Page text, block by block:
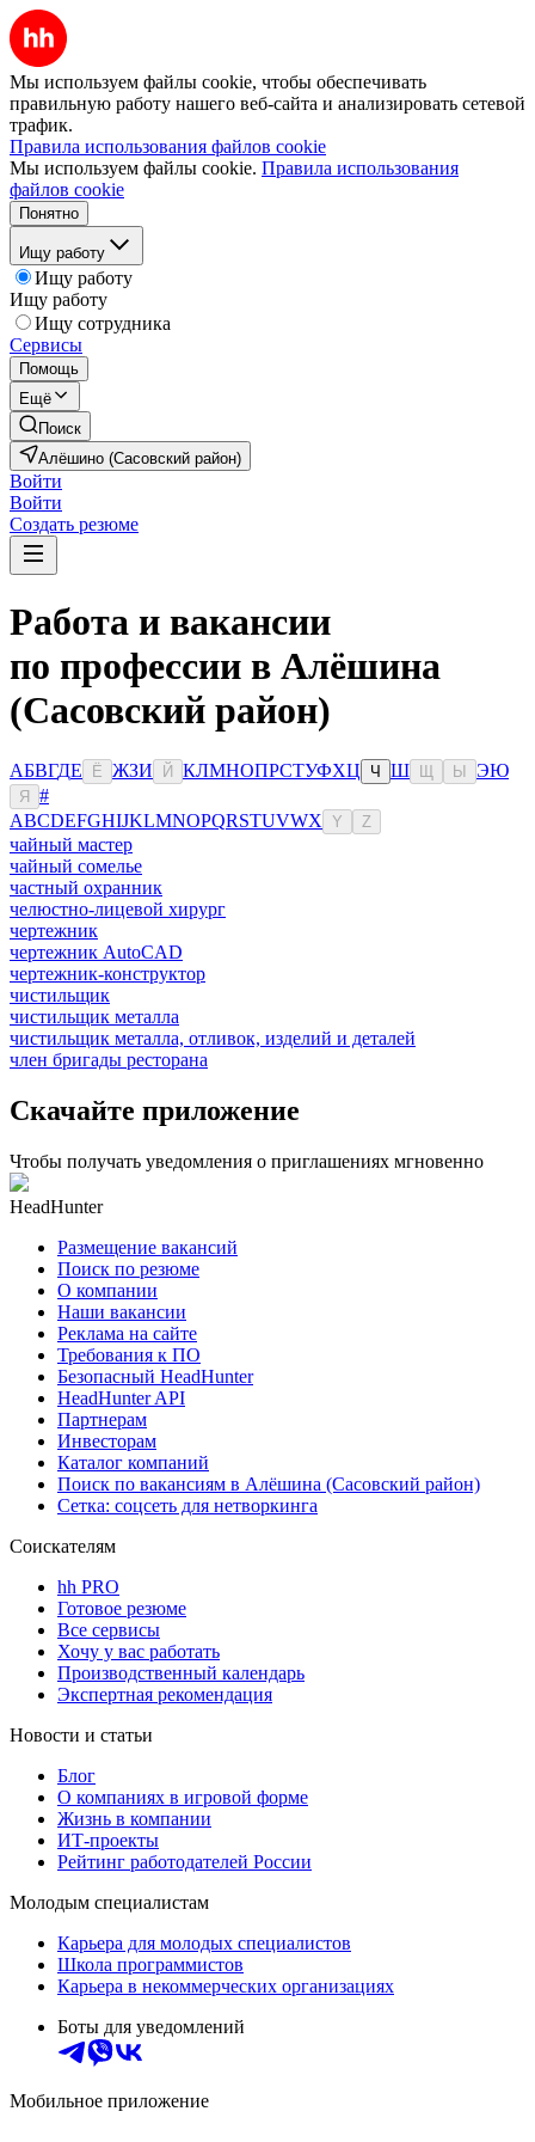
Мы используем файлы cookie, чтобы обеспечивать
правильную работу нашего веб-сайта и анализировать сетевой
трафик.
Правила использования файлов cookie
Мы используем файлы cookie. Правила использования
файлов cookie
Понятно
Ищу работу
Ищу работу
Ищу работу
Ищу сотрудника
Сервисы
Помощь
Ещё
Поиск
Алёшино (Сасовский район)
Войти
Войти
Создать резюме
Работа и вакансии
по профессии в Алёшина
(Сасовский район)
АБВГДЕ Ё ЖЗИ Й КЛМНОПРСТУФХЦ Ч Ш Ы ЭЮ
Я
#
ABCDEFGHIJKLMNOPQRSTUVWX Y Z
чайный мастер
чайный сомелье
частный охранник
челюстно-лицевой хирург
чертежник
чертежник AutoCAD
чертежник-конструктор
чистильщик
чистильщик металла
чистильщик металла, отливок, изделий и деталей
член бригады ресторана
Скачайте приложение
Чтобы получать уведомления о приглашениях мгновенно
HeadHunter
Размещение вакансий
Поиск по резюме
О компании
Наши вакансии
Реклама на сайте
Требования к ПО
Безопасный HeadHunter
HeadHunter API
Партнерам
Инвесторам
Каталог компаний
Поиск по вакансиям в Алёшина (Сасовский район)
Сетка: соцсеть для нетворкинга
Соискателям
hh PRO
Готовое резюме
Все сервисы
Хочу у вас работать
Производственный календарь
Экспертная рекомендация
Новости и статьи
Блог
О компаниях в игровой форме
Жизнь в компании
ИТ-проекты
Рейтинг работодателей России
Молодым специалистам
Карьера для молодых специалистов
Школа программистов
Карьера в некоммерческих организациях
Боты для уведомлений
Мобильное приложение